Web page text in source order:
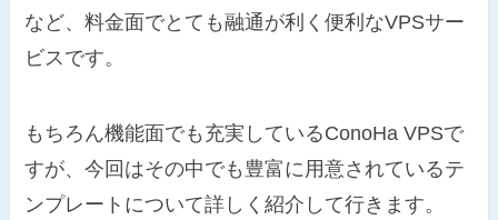
など、料金面でとても融通が利く便利なVPSサー
ビスです。
もちろん機能面でも充実しているConoHa VPSで
すが、今回はその中でも豊富に用意されているテ
ンプレートについて詳しく紹介して行きます。